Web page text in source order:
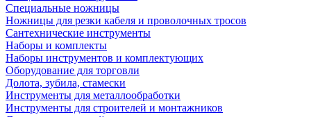
Специальные ножницы
Ножницы для резки кабеля и проволочных тросов
Сантехнические инструменты
Наборы и комплекты
Наборы инструментов и комплектующих
Оборудование для торговли
Долота, зубила, стамески
Инструменты для металлообработки
Инструменты для строителей и монтажников